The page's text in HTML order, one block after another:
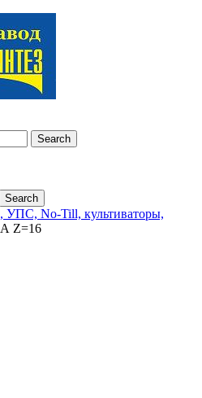
Search
Search
УПС, No-Till, культиваторы,
Z=16